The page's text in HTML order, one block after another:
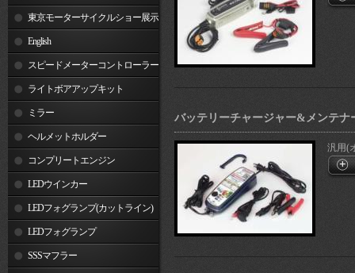
東京モーターサイクルショー展示
車両 English
スピードメーターコントローラー
ライトボアアップキット
ミラー
ヘルメットホルダー
コンプリートエンジン
LEDウインカー
LEDフォグランプ(カットライン)
LEDフォグランプ
SSSマフラー
バッテリーチャージャー&メンテ
汎用(